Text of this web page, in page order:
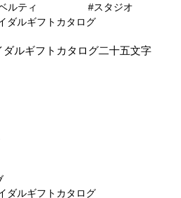
ルティ
#スタジオ
ルギフトカタログ二十五文字